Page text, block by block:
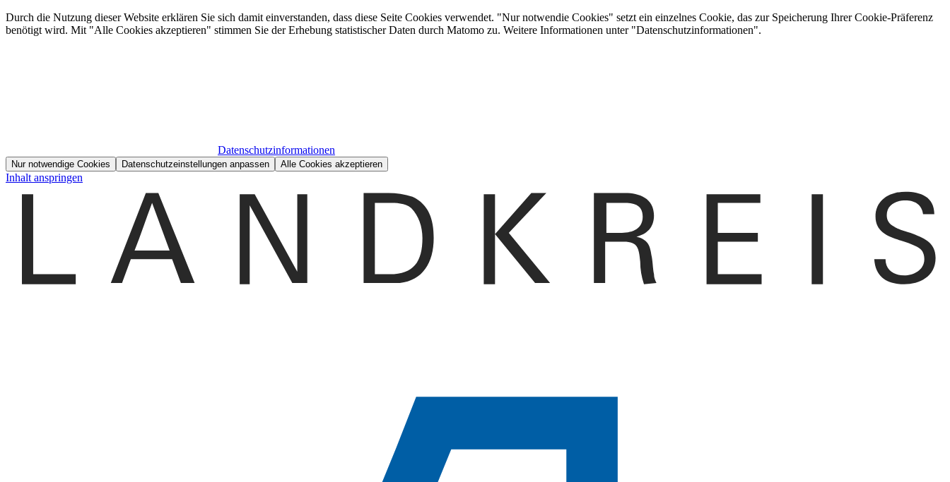
Durch die Nutzung dieser Website erklären Sie sich damit einverstanden, dass diese Seite Cookies verwendet. "Nur notwendie Cookies" setzt ein einzelnes Cookie, das zur Speicherung Ihrer Cookie-Präferenz
benötigt wird. Mit "Alle Cookies akzeptieren" stimmen Sie der Erhebung statistischer Daten durch Matomo zu. Weitere Informationen unter "Datenschutzinformationen".
Datenschutzinformationen
Nur notwendige Cookies Datenschutzeinstellungen anpassen Alle Cookies akzeptieren
Inhalt anspringen